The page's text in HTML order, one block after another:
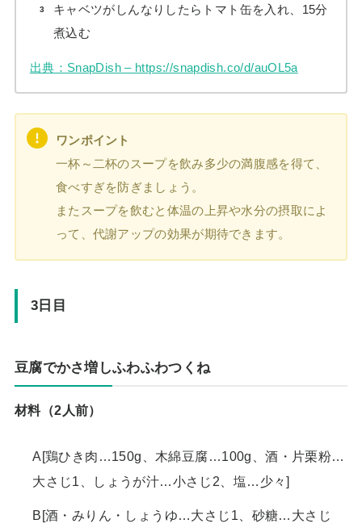
キャベツがしんなりしたらトマト缶を入れ、15分
煮込む
出典：SnapDish – https://snapdish.co/d/auOL5a
ワンポイント
一杯～二杯のスープを飲み多少の満腹感を得て、
食べすぎを防ぎましょう。
またスープを飲むと体温の上昇や水分の摂取によ
って、代謝アップの効果が期待できます。
3日目
豆腐でかさ増しふわふわつくね
材料（2人前）
A[鶏ひき肉…150g、木綿豆腐…100g、酒・片栗粉…
大さじ1、しょうが汁…小さじ2、塩…少々]
B[酒・みりん・しょうゆ…大さじ1、砂糖…大さじ